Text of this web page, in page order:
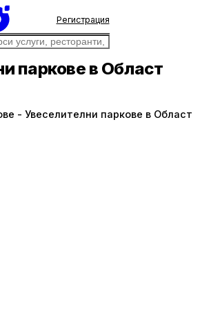
Регистрация
паркове в Област
- Увеселителни паркове в Област